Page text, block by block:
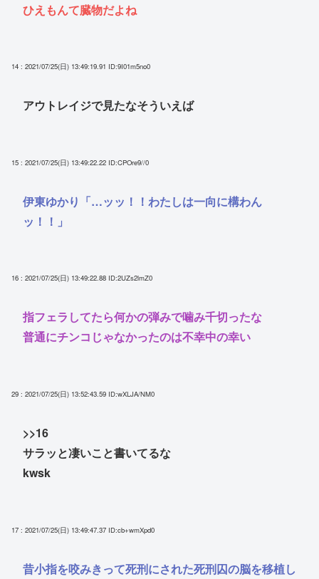
ひえもんて臓物だよね
14 : 2021/07/25(日) 13:49:19.91 ID:9I01m5no0
アウトレイジで見たなそういえば
15 : 2021/07/25(日) 13:49:22.22 ID:CPOre9//0
伊東ゆかり「…ッッ！！わたしは一向に構わん
ッ！！」
16 : 2021/07/25(日) 13:49:22.88 ID:2UZs2lmZ0
指フェラしてたら何かの弾みで噛み千切ったな
普通にチンコじゃなかったのは不幸中の幸い
29 : 2021/07/25(日) 13:52:43.59 ID:wXLJA/NM0
>>16
サラッと凄いこと書いてるな
kwsk
17 : 2021/07/25(日) 13:49:47.37 ID:cb+wmXpd0
昔小指を咬みきって死刑にされた死刑囚の脳を移植し